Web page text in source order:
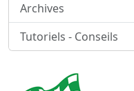
Archives
Tutoriels - Conseils